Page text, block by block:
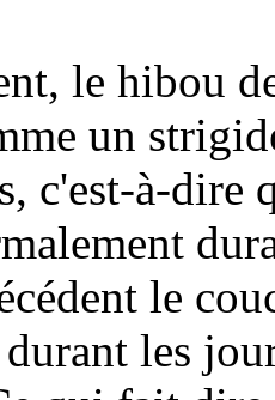
le hibou
un
c'est-à-dire
le
les